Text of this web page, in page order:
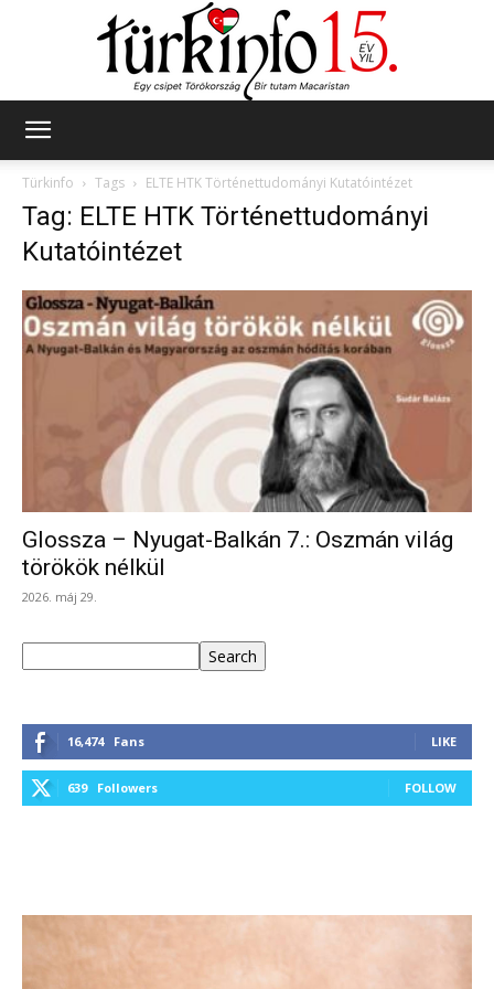
Türkinfo
Tags ELTE HTK Történettudományi Kutatóintézet
Tag: ELTE HTK Történettudományi
Kutatóintézet
Glossza – Nyugat-Balkán 7.: Oszmán világ
törökök nélkül
2026. máj 29.
Search
16,474 Fans LIKE
639 Followers FOLLOW